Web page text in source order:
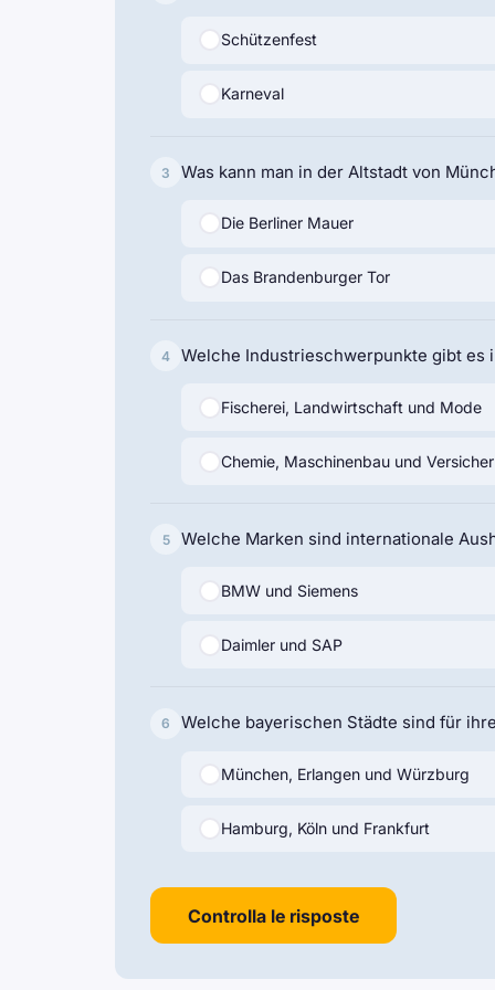
Schützenfest
Karneval
3 Was kann man in der Altstadt von
Die Berliner Mauer
Das Brandenburger Tor
4 Welche Industrieschwerpunkte gibt es
Fischerei, Landwirtschaft und Mode
Chemie, Maschinenbau und
5 Welche Marken sind internationale
BMW und Siemens
Daimler und SAP
6 Welche bayerischen Städte sind für
München, Erlangen und Würzburg
Hamburg, Köln und Frankfurt
Controlla le risposte